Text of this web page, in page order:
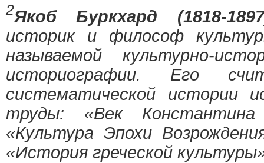
2Якоб Буркхард (1818-
историк и философ
называемой культурно-
историографии. Его
систематической истории
труды: «Век Константина
«Культура Эпохи
«История греческой